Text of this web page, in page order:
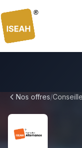
Nos offres/